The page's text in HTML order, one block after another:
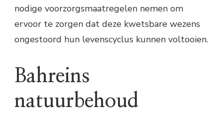
nodige voorzorgsmaatregelen nemen om
ervoor te zorgen dat deze kwetsbare wezens
ongestoord hun levenscyclus kunnen voltooien.
Bahreins
natuurbehoud